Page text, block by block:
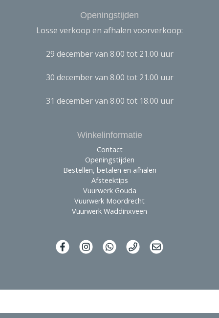
Openingstijden
Losse verkoop en afhalen voorverkoop:
29 december van 8.00 tot 21.00 uur
30 december van 8.00 tot 21.00 uur
31 december van 8.00 tot 18.00 uur
Winkelinformatie
Contact
Openingstijden
Bestellen, betalen en afhalen
Afsteektips
Vuurwerk Gouda
Vuurwerk Moordrecht
Vuurwerk Waddinxveen